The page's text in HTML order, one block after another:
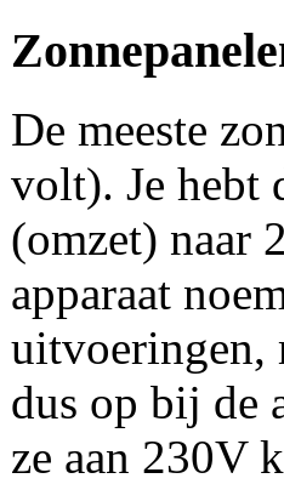
De meeste
volt). Je hebt
(omzet) naar
apparaat
uitvoeringen,
dus op bij de
ze aan 230V